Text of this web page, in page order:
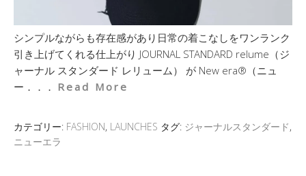
シンプルながらも存在感があり日常の着こなしをワンランク
引き上げてくれる仕上がり JOURNAL STANDARD relume（ジ
ャーナル スタンダード レリューム） が New era®（ニュ
ー．．． Read More
カテゴリー: FASHION, LAUNCHES タグ: ジャーナルスタンダード,
ニューエラ